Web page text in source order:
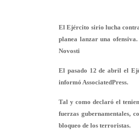
El Ejército sirio lucha
planea lanzar una
Novosti
El pasado 12 de abril el
informó AssociatedPress.
Tal y como declaró el
fuerzas gubernamentales,
bloqueo de los terroristas.